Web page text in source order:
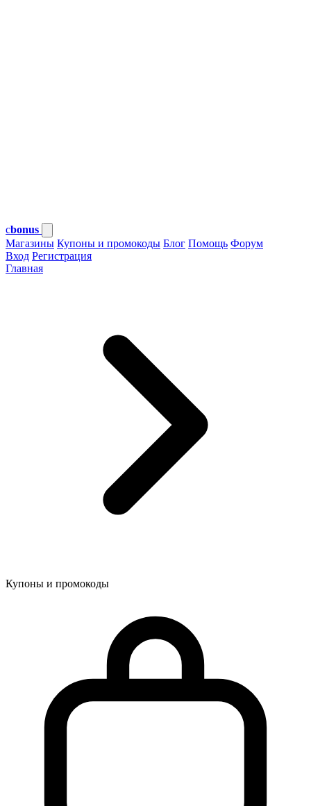
cbonus
Магазины Купоны и промокоды Блог Помощь Форум
Вход Регистрация
Главная
Купоны и промокоды